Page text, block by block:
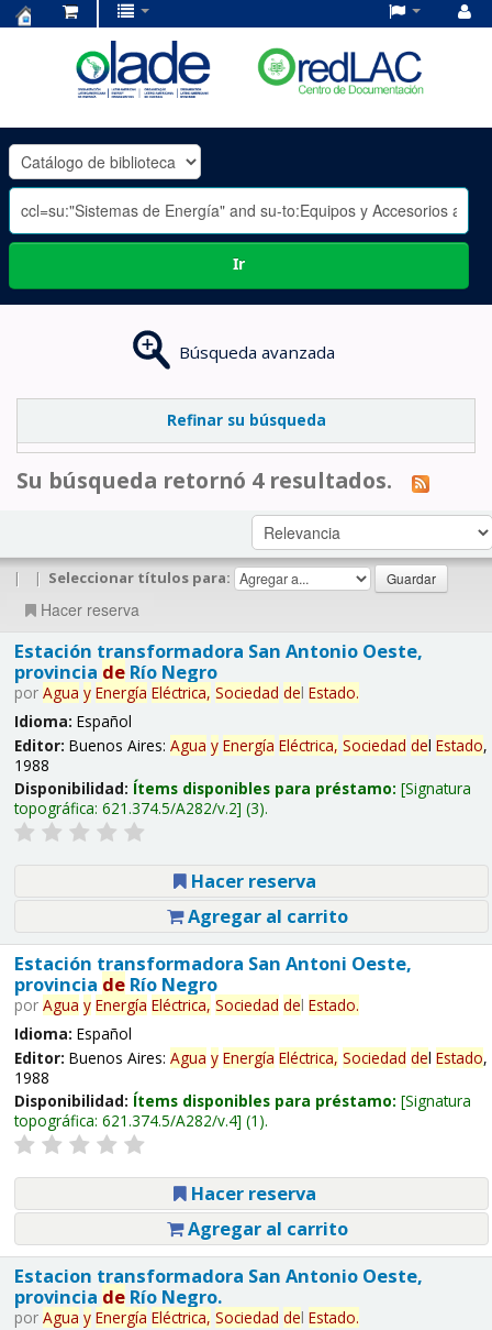
OLADE
-
Ir
Búsqueda avanzada
Refinar su búsqueda
Su búsqueda retornó 4 resultados.
| | Seleccionar títulos para:
Hacer reserva
Estación transformadora San Antonio Oeste,
provincia deRío Negro
por Agua y Energía Eléctrica, Sociedad del Estado.
Idioma: Español
Editor: Buenos Aires: Agua y Energía Eléctrica, Sociedad del Estado,
1988
Disponibilidad: Ítems disponibles para préstamo: Signatura
topográfica: 621.374.5/A282/v.2 (3).
Hacer reserva
Agregar al carrito
Estación transformadora San Antoni Oeste,
provincia deRío Negro
por Agua y Energía Eléctrica, Sociedad del Estado.
Idioma: Español
Editor: Buenos Aires: Agua y Energía Eléctrica, Sociedad del Estado,
1988
Disponibilidad: Ítems disponibles para préstamo: Signatura
topográfica: 621.374.5/A282/v.4 (1).
Hacer reserva
Agregar al carrito
Estacion transformadora San Antonio Oeste,
provincia deRío Negro.
por Agua y Energía Eléctrica, Sociedad del Estado.